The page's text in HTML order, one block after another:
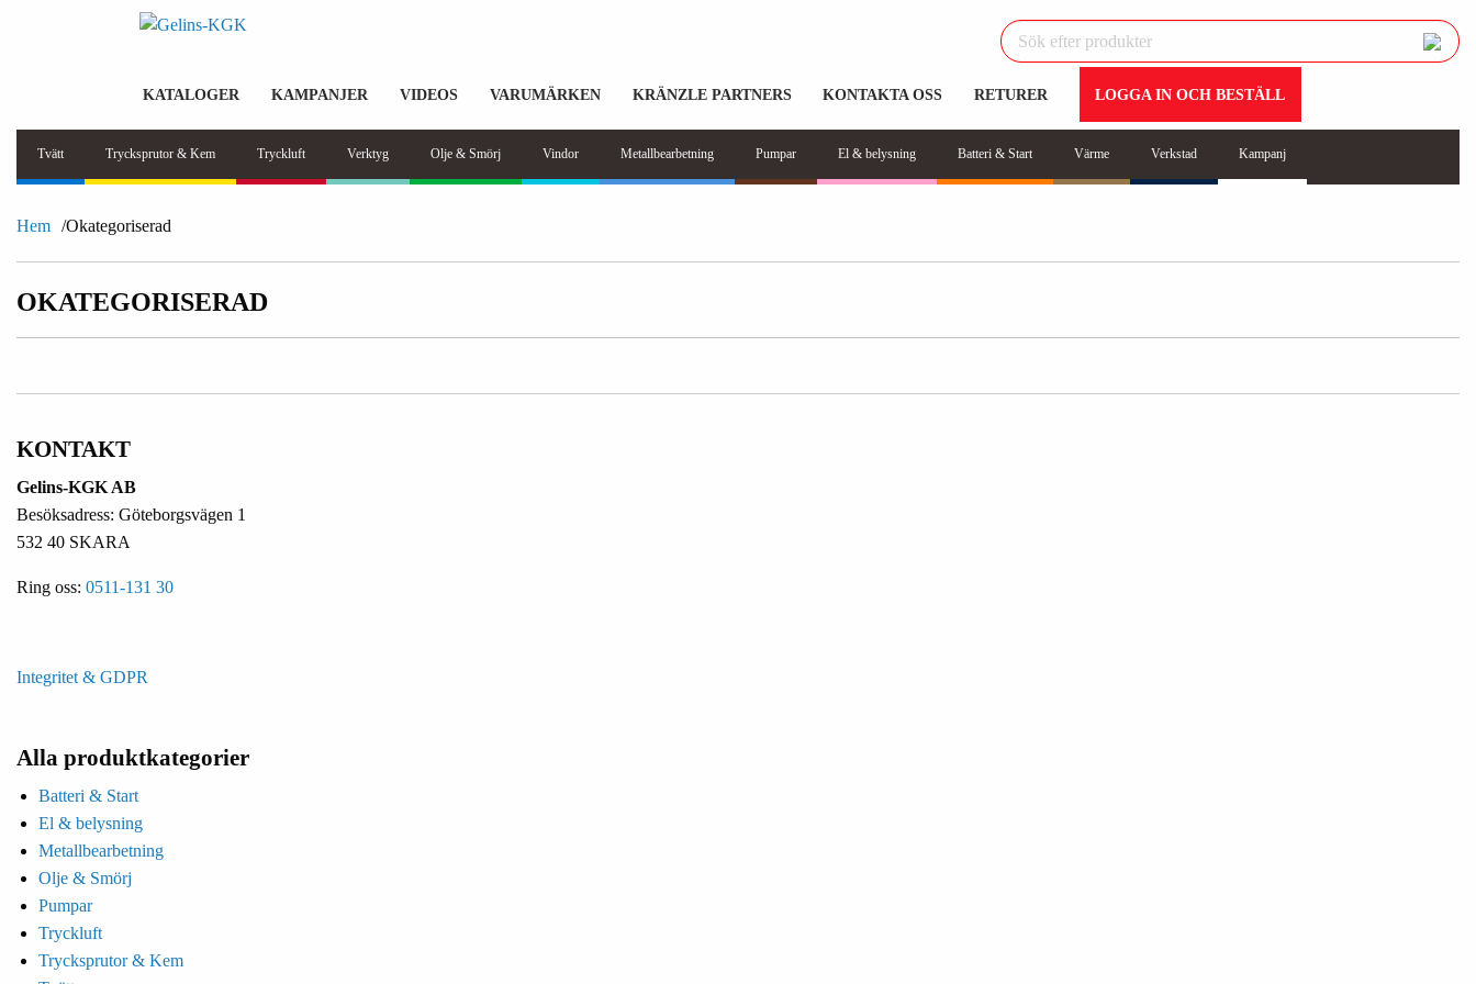
KATALOGER KAMPANJER VIDEOS VARUMÄRKEN KRÄNZLE PARTNERS KONTAKTA OSS RETURER LOGGA IN OCH BESTÄLL
Tvätt Trycksprutor & Kem Tryckluft Verktyg Olje & Smörj Vindor Metallbearbetning Pumpar El & belysning Batteri & Start Värme Verkstad Kampanj
Hem Okategoriserad
OKATEGORISERAD
KONTAKT
Gelins-KGK AB
Besöksadress: Göteborgsvägen 1
532 40 SKARA
Ring oss: 0511-131 30
Integritet & GDPR
Alla produktkategorier
Batteri & Start
El & belysning
Metallbearbetning
Olje & Smörj
Pumpar
Tryckluft
Trycksprutor & Kem